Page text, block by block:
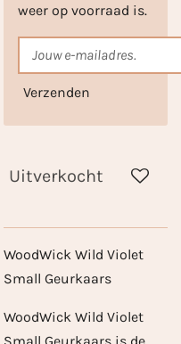
weer op voorraad is.
Verzenden
Uitverkocht
WoodWick Wild Violet
Small Geurkaars
WoodWick Wild Violet